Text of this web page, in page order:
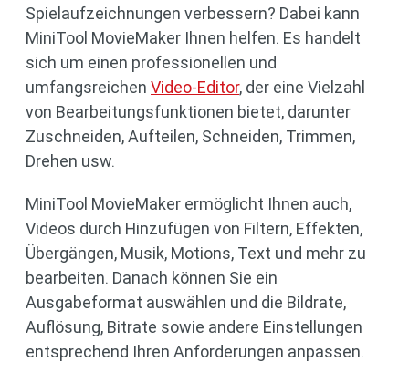
Spielaufzeichnungen verbessern? Dabei kann
MiniTool MovieMaker Ihnen helfen. Es handelt
sich um einen professionellen und
umfangsreichen Video-Editor, der eine Vielzahl
von Bearbeitungsfunktionen bietet, darunter
Zuschneiden, Aufteilen, Schneiden, Trimmen,
Drehen usw.
MiniTool MovieMaker ermöglicht Ihnen auch,
Videos durch Hinzufügen von Filtern, Effekten,
Übergängen, Musik, Motions, Text und mehr zu
bearbeiten. Danach können Sie ein
Ausgabeformat auswählen und die Bildrate,
Auflösung, Bitrate sowie andere Einstellungen
entsprechend Ihren Anforderungen anpassen.